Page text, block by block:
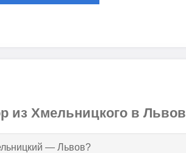
из Хмельницкого в Львов
— Львов?